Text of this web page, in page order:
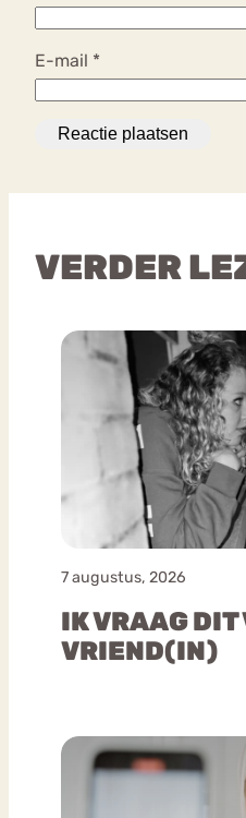
E-mail *
VERDER
7 augustus, 2026
IK VRAAG DIT
VRIEND(IN)